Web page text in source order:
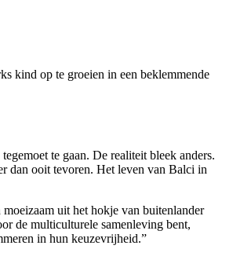
kind op te groeien in een beklemmende
te gaan. De realiteit bleek anders.
dan ooit tevoren. Het leven van Balci in
uit het hokje van buitenlander
de multiculturele samenleving bent,
in hun keuzevrijheid.”